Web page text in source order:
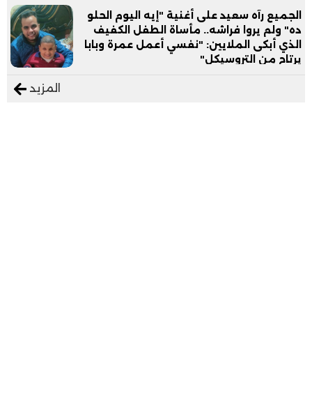
الجميع رآه سعيد على أغنية "إيه اليوم الحلو
ده" ولم يروا فراشه.. مأساة الطفل الكفيف
الذي أبكى الملايين: "نفسي أعمل عمرة وبابا
يرتاح من التروسيكل"
المزيد